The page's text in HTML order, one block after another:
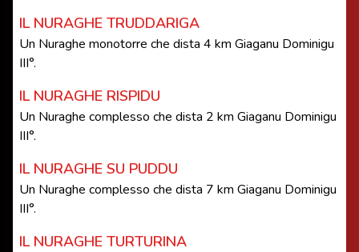
IL NURAGHE TRUDDARIGA
Un Nuraghe monotorre che dista 4 km Giaganu Dominigu
III°.
IL NURAGHE RISPIDU
Un Nuraghe complesso che dista 2 km Giaganu Dominigu
III°.
IL NURAGHE SU PUDDU
Un Nuraghe complesso che dista 7 km Giaganu Dominigu
III°.
IL NURAGHE TURTURINA